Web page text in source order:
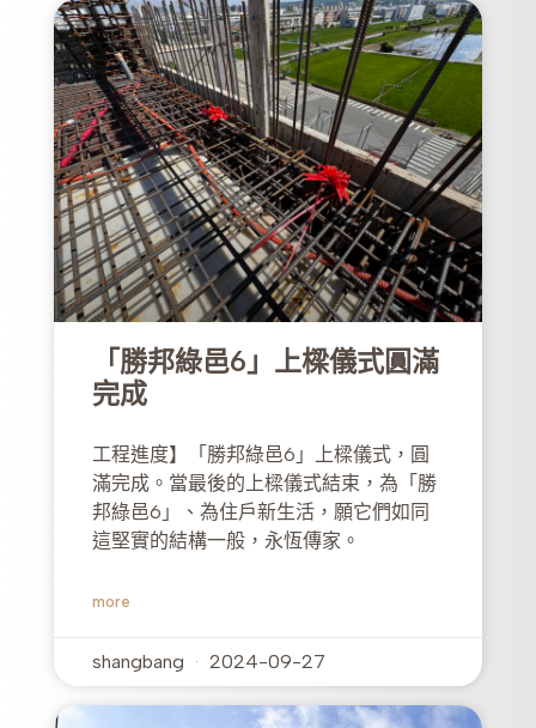
「勝邦綠邑6」上樑儀式圓滿
完成
工程進度】「勝邦綠邑6」上樑儀式，圓
滿完成。當最後的上樑儀式結束，為「勝
邦綠邑6」、為住戶新生活，願它們如同
這堅實的結構一般，永恆傳家。
more
shangbang 2024-09-27